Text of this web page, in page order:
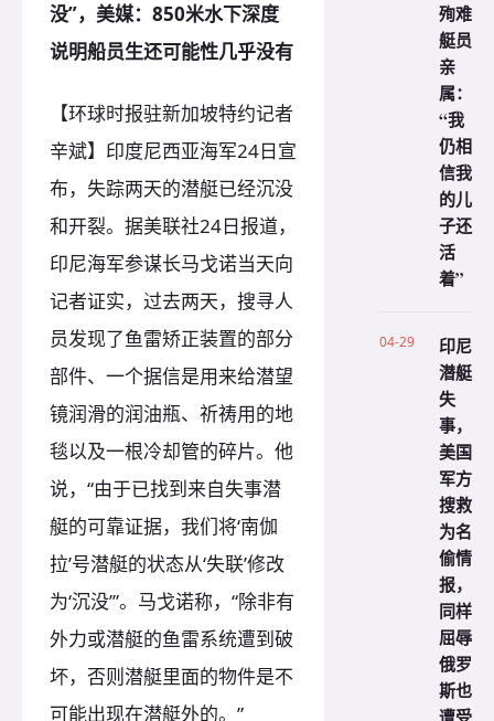
没”，美媒：850米水下深度
说明船员生还可能性几乎没有
【环球时报驻新加坡特约记者
辛斌】印度尼西亚海军24日宣
布，失踪两天的潜艇已经沉没
和开裂。据美联社24日报道，
印尼海军参谋长马戈诺当天向
记者证实，过去两天，搜寻人
员发现了鱼雷矫正装置的部分
部件、一个据信是用来给潜望
镜润滑的润油瓶、祈祷用的地
毯以及一根冷却管的碎片。他
说，“由于已找到来自失事潜
艇的可靠证据，我们将‘南伽
拉’号潜艇的状态从‘失联’修改
为‘沉没’”。马戈诺称，“除非有
外力或潜艇的鱼雷系统遭到破
坏，否则潜艇里面的物件是不
可能出现在潜艇外的。”
殉难
艇员
亲
属：
“我
仍相
信我
的儿
子还
活
着”
04-29
印尼
潜艇
失
事，
美国
军方
搜救
为名
偷情
报，
同样
屈辱
俄罗
斯也